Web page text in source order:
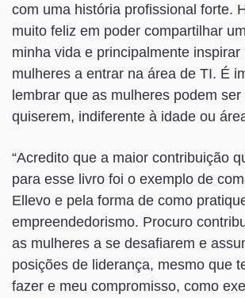
com uma história profissional forte.
muito feliz em poder compartilhar
minha vida e principalmente inspirar
mulheres a entrar na área de TI. É
lembrar que as mulheres podem ser
quiserem, indiferente à idade ou
“Acredito que a maior contribuição
para esse livro foi o exemplo de
Ellevo e pela forma de como
empreendedorismo. Procuro
as mulheres a se desafiarem e
posições de liderança, mesmo que
fazer e meu compromisso, como